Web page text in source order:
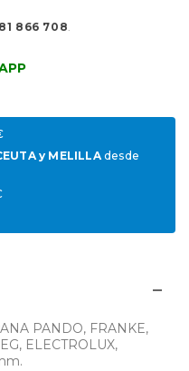
866 708.
y MELILLAdesde
PANDO, FRANKE,
ELECTROLUX,